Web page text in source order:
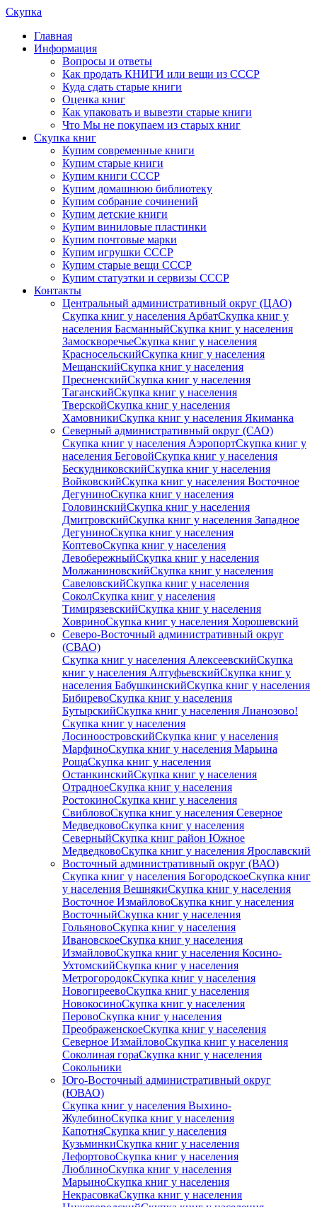
Скупка
Главная
Информация
Вопросы и ответы
Как продать КНИГИ или вещи из СССР
Куда сдать старые книги
Оценка книг
Как упаковать и вывезти старые книги
Что Мы не покупаем из старых книг
Скупка книг
Купим современные книги
Купим старые книги
Купим книги СССР
Купим домашнюю библиотеку
Купим собрание сочинений
Купим детские книги
Купим виниловые пластинки
Купим почтовые марки
Купим игрушки СССР
Купим старые вещи СССР
Купим статуэтки и сервизы СССР
Контакты
Центральный административный округ (ЦАО)
Скупка книг у населения АрбатСкупка книг у
населения БасманныйСкупка книг у населения
ЗамоскворечьеСкупка книг у населения
КрасносельскийСкупка книг у населения
МещанскийСкупка книг у населения
ПресненскийСкупка книг у населения
ТаганскийСкупка книг у населения
ТверскойСкупка книг у населения
ХамовникиСкупка книг у населения Якиманка
Северный административный округ (САО)
Скупка книг у населения АэропортСкупка книг у
населения БеговойСкупка книг у населения
БескудниковскийСкупка книг у населения
ВойковскийСкупка книг у населения Восточное
ДегуниноСкупка книг у населения
ГоловинскийСкупка книг у населения
ДмитровскийСкупка книг у населения Западное
ДегуниноСкупка книг у населения
КоптевоСкупка книг у населения
ЛевобережныйСкупка книг у населения
МолжаниновскийСкупка книг у населения
СавеловскийСкупка книг у населения
СоколСкупка книг у населения
ТимирязевскийСкупка книг у населения
ХовриноСкупка книг у населения Хорошевский
Северо-Восточный административный округ
(СВАО)
Скупка книг у населения АлексеевскийСкупка
книг у населения АлтуфьевскийСкупка книг у
населения БабушкинскийСкупка книг у населения
БибиревоСкупка книг у населения
БутырскийСкупка книг у населения Лианозово!
Скупка книг у населения
ЛосиноостровскийСкупка книг у населения
МарфиноСкупка книг у населения Марьина
РощаСкупка книг у населения
ОстанкинскийСкупка книг у населения
ОтрадноеСкупка книг у населения
РостокиноСкупка книг у населения
СвибловоСкупка книг у населения Северное
МедведковоСкупка книг у населения
СеверныйСкупка книг район Южное
МедведковоСкупка книг у населения Ярославский
Восточный административный округ (ВАО)
Скупка книг у населения БогородскоеСкупка книг
у населения ВешнякиСкупка книг у населения
Восточное ИзмайловоСкупка книг у населения
ВосточныйСкупка книг у населения
ГольяновоСкупка книг у населения
ИвановскоеСкупка книг у населения
ИзмайловоСкупка книг у населения Косино-
УхтомскийСкупка книг у населения
МетрогородокСкупка книг у населения
НовогиреевоСкупка книг у населения
НовокосиноСкупка книг у населения
ПеровоСкупка книг у населения
ПреображенскоеСкупка книг у населения
Северное ИзмайловоСкупка книг у населения
Соколиная гораСкупка книг у населения
Сокольники
Юго-Восточный административный округ
(ЮВАО)
Скупка книг у населения Выхино-
ЖулебиноСкупка книг у населения
КапотняСкупка книг у населения
КузьминкиСкупка книг у населения
ЛефортовоСкупка книг у населения
ЛюблиноСкупка книг у населения
МарьиноСкупка книг у населения
НекрасовкаСкупка книг у населения